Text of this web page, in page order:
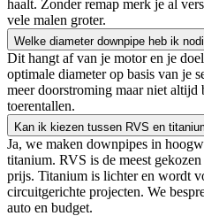
haalt. Zonder remap merk je al
vele malen groter.
Welke diameter downpipe heb ik
Dit hangt af van je motor en je
optimale diameter op basis van je
meer doorstroming maar niet altijd
toerentallen.
Kan ik kiezen tussen RVS en
Ja, we maken downpipes in
titanium. RVS is de meest
prijs. Titanium is lichter en wordt
circuitgerichte projecten. We
auto en budget.